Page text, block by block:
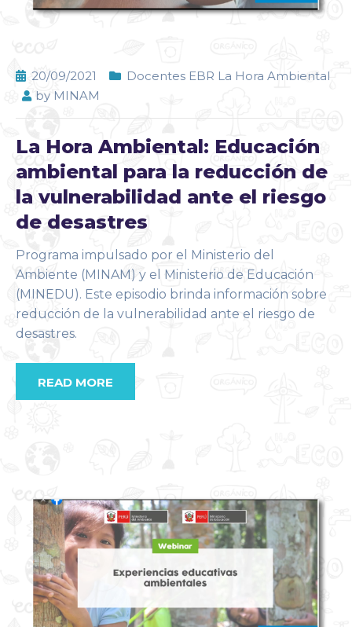
20/09/2021
Docentes EBR La Hora Ambiental
by MINAM
La Hora Ambiental: Educación
ambiental para la reducción de
la vulnerabilidad ante el riesgo
de desastres
Programa impulsado por el Ministerio del
Ambiente (MINAM) y el Ministerio de Educación
(MINEDU). Este episodio brinda información sobre
reducción de la vulnerabilidad ante el riesgo de
desastres.
READ MORE